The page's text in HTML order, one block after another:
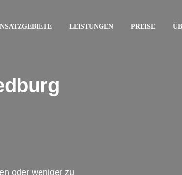
LEISTUNGEN PREISE
oder weniger zu